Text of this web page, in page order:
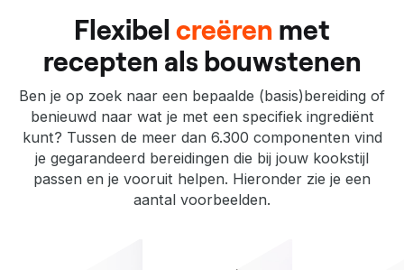
n
m
Flexibel creëren met
recepten als bouwstenen
Ben je op zoek naar een bepaalde (basis)bereiding of
benieuwd naar wat je met een specifiek ingrediënt
kunt? Tussen de meer dan 6.300 componenten vind
je gegarandeerd bereidingen die bij jouw kookstijl
passen en je vooruit helpen. Hieronder zie je een
aantal voorbeelden.